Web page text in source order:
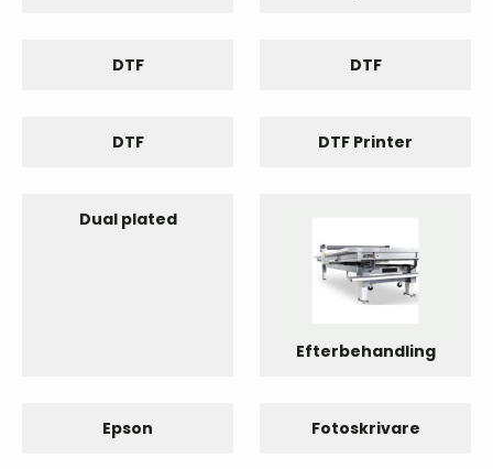
DTF DTF
DTF DTF Printer
Dual plated
Efterbehandling
Epson Fotoskrivare